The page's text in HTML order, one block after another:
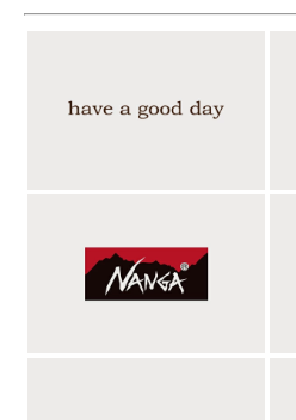
エステル等の化学繊維で、化学品
中でも上品な目面の持つ天竺編み
着てみるとひんやりと、カラッと
瞬間に心地よい。サイズ感に関して
重62kg ウエスト78cm 標準体型 な
ではありませんが、私はガンガン